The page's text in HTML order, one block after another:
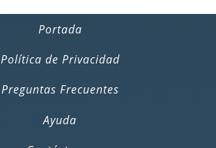
Portada
Política de Privacidad
Preguntas Frecuentes
Ayuda